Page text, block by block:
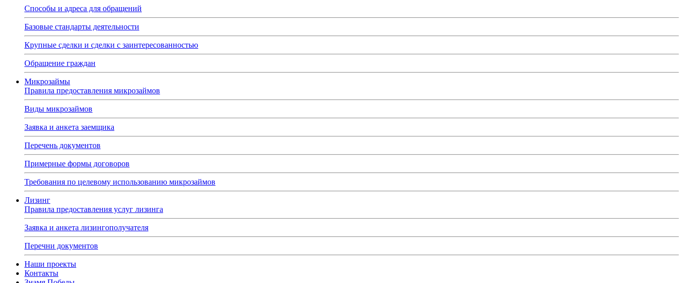
Способы и адреса для обращений
Базовые стандарты деятельности
Крупные сделки и сделки с заинтересованностью
Обращение граждан
Микрозаймы
Правила предоставления микрозаймов
Виды микрозаймов
Заявка и анкета заемщика
Перечень документов
Примерные формы договоров
Требования по целевому использованию микрозаймов
Лизинг
Правила предоставления услуг лизинга
Заявка и анкета лизингополучателя
Перечни документов
Наши проекты
Контакты